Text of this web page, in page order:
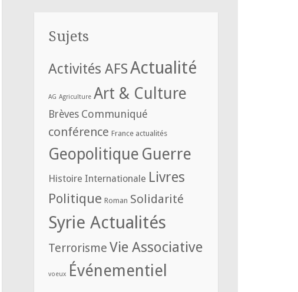
Sujets
Activités AFSActualité
AG Agriculture Art & Culture
Brèves Communiqué
conférence France actualités
Geopolitique Guerre
Histoire Internationale Livres
Politique Roman Solidarité
Syrie Actualités
Terrorisme Vie Associative
voeux Événementiel